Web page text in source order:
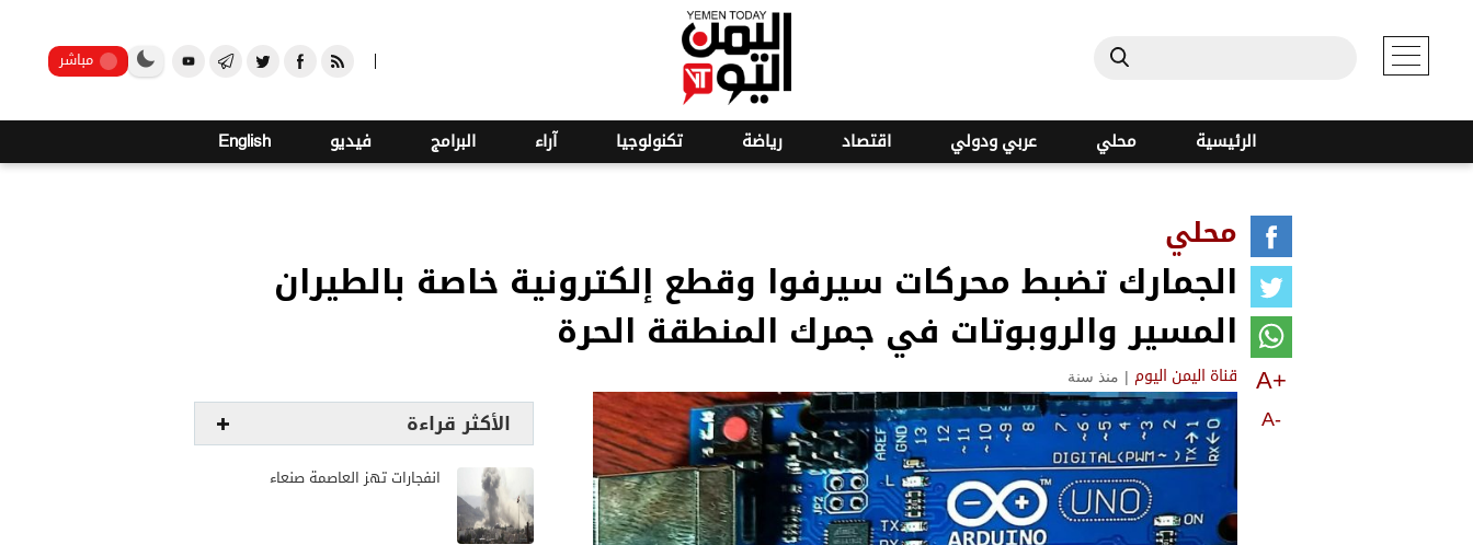
مباشر
الرئيسية محلي عربي ودولي اقتصاد رياضة تكنولوجيا آراء البرامج فيديو English
محلي
الجمارك تضبط محركات سيرفوا وقطع إلكترونية خاصة بالطيران
المسير والروبوتات في جمرك المنطقة الحرة
قناة اليمن اليوم | منذ سنة A+
A- الأكثر قراءة
انفجارات تهز العاصمة صنعاء